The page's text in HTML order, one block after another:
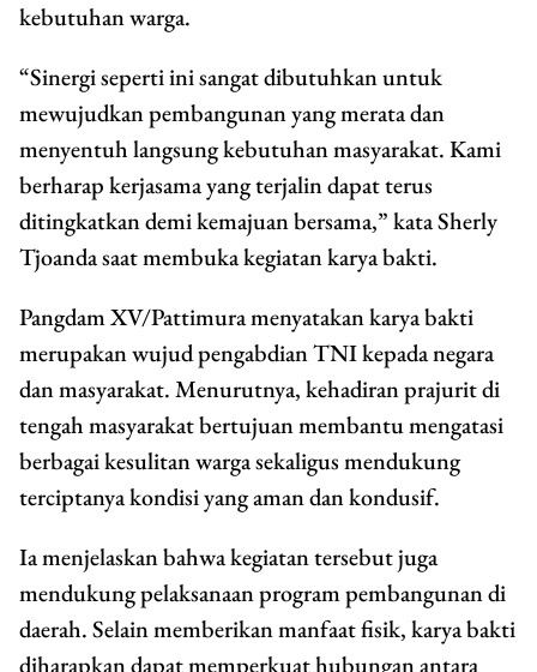
kebutuhan warga.
“Sinergi seperti ini sangat dibutuhkan untuk
mewujudkan pembangunan yang merata dan
menyentuh langsung kebutuhan masyarakat. Kami
berharap kerjasama yang terjalin dapat terus
ditingkatkan demi kemajuan bersama,” kata Sherly
Tjoanda saat membuka kegiatan karya bakti.
Pangdam XV/Pattimura menyatakan karya bakti
merupakan wujud pengabdian TNI kepada negara
dan masyarakat. Menurutnya, kehadiran prajurit di
tengah masyarakat bertujuan membantu mengatasi
berbagai kesulitan warga sekaligus mendukung
terciptanya kondisi yang aman dan kondusif.
Ia menjelaskan bahwa kegiatan tersebut juga
mendukung pelaksanaan program pembangunan di
daerah. Selain memberikan manfaat fisik, karya bakti
diharapkan dapat memperkuat hubungan antara